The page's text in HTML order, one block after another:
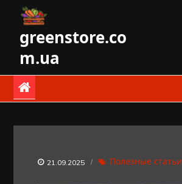
contentgreenstore.co
m.ua
21.09.2025 Полезные статьи